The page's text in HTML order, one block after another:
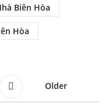
Biên Hòa
Hòa
Older